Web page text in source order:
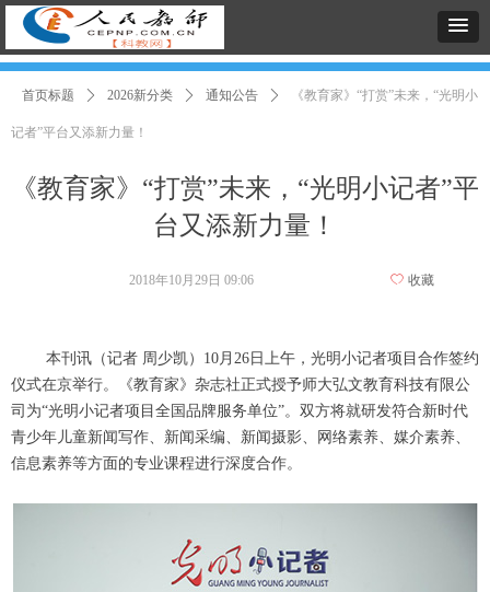
《教育家》“打赏”未来，“光明小记者”平
台又添新力量！
首页标题 ꄲ 2026新分类 ꄲ 通知公告 ꄲ 《教育家》“打赏”未来，“光明小
记者”平台又添新力量！
本刊讯（记者 周少凯）10月26日上午，光明小记者项目合作签约
仪式在京举行。《教育家》杂志社正式授予师大弘文教育科技有限公
司为“光明小记者项目全国品牌服务单位”。双方将就研发符合新时代
青少年儿童新闻写作、新闻采编、新闻摄影、网络素养、媒介素养、
信息素养等方面的专业课程进行深度合作。
2018年10月29日 09:06 ꄀ 收藏